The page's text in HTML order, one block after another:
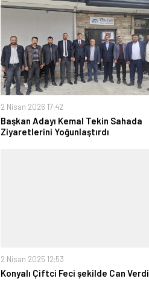
2 Nisan 2026 17:42
Başkan Adayı Kemal Tekin Sahada
Ziyaretlerini Yoğunlaştırdı
2 Nisan 2025 12:53
Konyalı Çiftci Feci şekilde Can Verdi